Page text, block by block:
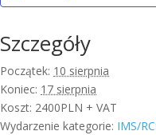
Szczegóły
Początek: 10 sierpnia
Koniec: 17 sierpnia
Koszt: 2400PLN + VAT
Wydarzenie kategorie: IMS/